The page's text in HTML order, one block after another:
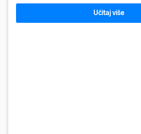
Učitaj više